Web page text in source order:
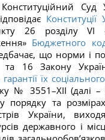
Суд
Конституції
26 розділу VI
Бюджетного
що норми і
16 Закону
їх
№ 3551–ХІІ (далі
порядку та
України,
державного і